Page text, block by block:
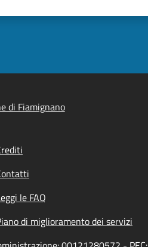
di Fiamignano
le FAQ
di miglioramento dei servizi